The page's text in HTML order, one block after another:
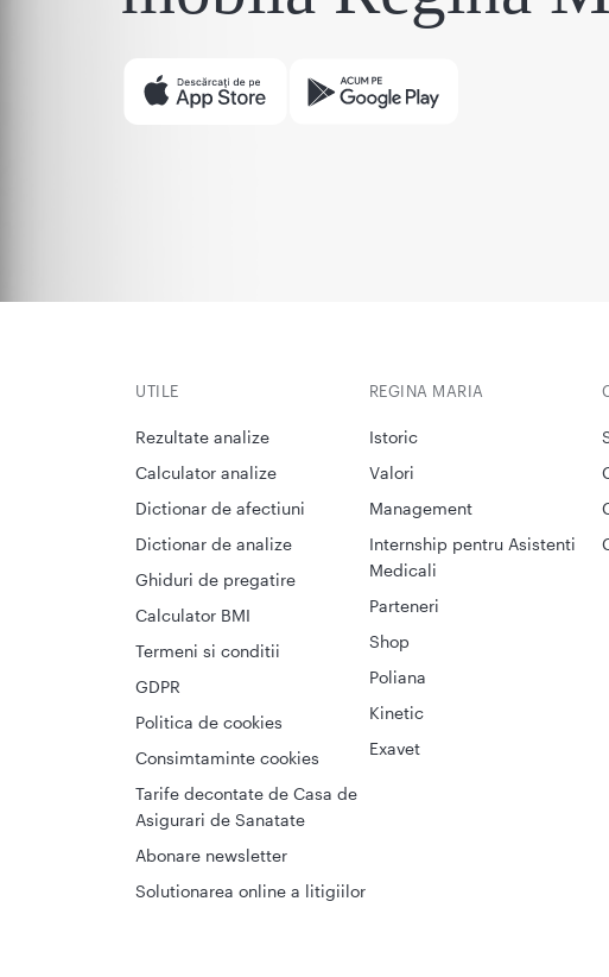
UTILE
Rezultate analize
Calculator analize
Dictionar de afectiuni
Dictionar de analize
Ghiduri de pregatire
Calculator BMI
Termeni si conditii
GDPR
Politica de cookies
Consimtaminte cookies
Tarife decontate de Casa de
Asigurari de Sanatate
Abonare newsletter
Solutionarea online a litigiilor
REGINA MARIA
Istoric
Valori
Management
Internship pentru Asistenti
Medicali
Parteneri
Shop
Poliana
Kinetic
Exavet